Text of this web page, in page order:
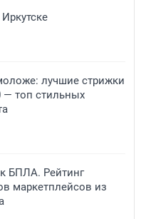
лучшие стрижки
топ стильных
БПЛА. Рейтинг
маркетплейсов из